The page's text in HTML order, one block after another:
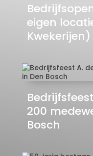
eigen
Kwekerijen)
200
Bosch